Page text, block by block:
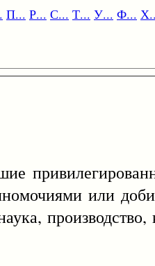
П... Р... С... Т... У... Ф...
или
производство,